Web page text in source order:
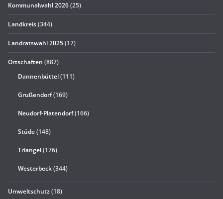
Kommunalwahl 2026(25)
Landkreis(344)
Landratswahl 2025(17)
Ortschaften (887)
Dannenbüttel(111)
Grußendorf(169)
Neudorf-Platendorf(166)
Stüde(148)
Triangel(176)
Westerbeck(344)
Umweltschutz(18)